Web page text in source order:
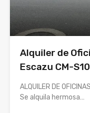
Alquiler de
Escazu CM-
ALQUILER DE
Se alquila hermosa…